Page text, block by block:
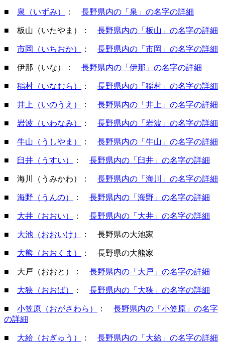
■ 泉（いずみ） ： 長野県内の「泉」の名字の詳細
■ 板山（いたやま）： 長野県内の「板山」の名字の詳細
■ 市岡（いちおか） ： 長野県内の「市岡」の名字の詳細
■ 伊那（いな） ： 長野県内の「伊那」の名字の詳細
■ 稲村（いなむら） ： 長野県内の「稲村」の名字の詳細
■ 井上（いのうえ） ： 長野県内の「井上」の名字の詳細
■ 岩波（いわなみ） ： 長野県内の「岩波」の名字の詳細
■ 牛山（うしやま） ： 長野県内の「牛山」の名字の詳細
■ 臼井（うすい） ： 長野県内の「臼井」の名字の詳細
■ 海川（うみかわ）： 長野県内の「海川」の名字の詳細
■ 海野（うんの） ： 長野県内の「海野」の名字の詳細
■ 大井（おおい） ： 長野県内の「大井」の名字の詳細
■ 大池（おおいけ） ： 長野県の大池家
■ 大熊（おおくま） ： 長野県の大熊家
■ 大戸（おおと） ： 長野県内の「大戸」の名字の詳細
■ 大狭（おおば） ： 長野県内の「大狭」の名字の詳細
■ 小笠原（おがさわら） ： 長野県内の「小笠原」の名字
の詳細
■ 大給（おぎゅう） ： 長野県内の「大給」の名字の詳細